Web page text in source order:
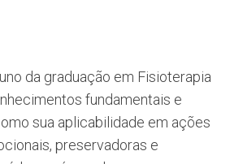
da graduação em Fisioterapia
fundamentais e
sua aplicabilidade em ações
preservadoras e